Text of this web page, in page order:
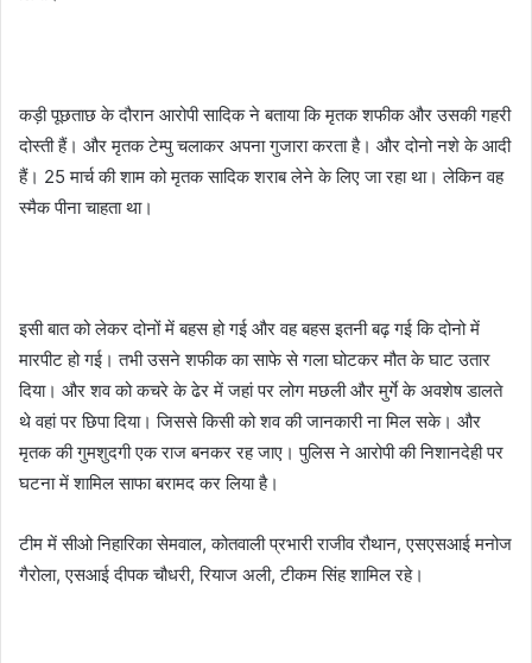
कड़ी पूछताछ के दौरान आरोपी सादिक ने बताया कि मृतक शफीक और उसकी गहरी
दोस्ती हैं। और मृतक टेम्पु चलाकर अपना गुजारा करता है। और दोनो नशे के आदी
हैं। 25 मार्च की शाम को मृतक सादिक शराब लेने के लिए जा रहा था। लेकिन वह
स्मैक पीना चाहता था।
इसी बात को लेकर दोनों में बहस हो गई और वह बहस इतनी बढ़ गई कि दोनो में
मारपीट हो गई। तभी उसने शफीक का साफे से गला घोटकर मौत के घाट उतार
दिया। और शव को कचरे के ढेर में जहां पर लोग मछली और मुर्गे के अवशेष डालते
थे वहां पर छिपा दिया। जिससे किसी को शव की जानकारी ना मिल सके। और
मृतक की गुमशुदगी एक राज बनकर रह जाए। पुलिस ने आरोपी की निशानदेही पर
घटना में शामिल साफा बरामद कर लिया है।
टीम में सीओ निहारिका सेमवाल, कोतवाली प्रभारी राजीव रौथान, एसएसआई मनोज
गैरोला, एसआई दीपक चौधरी, रियाज अली, टीकम सिंह शामिल रहे।